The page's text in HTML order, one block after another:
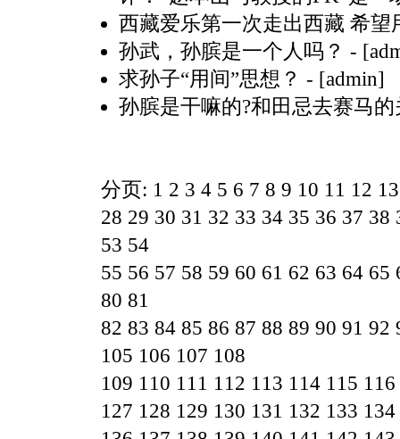
西藏爱乐第一次走出西藏 希望
孙武，孙膑是一个人吗？ -
求孙子“用间”思想？ - [admin]
孙膑是干嘛的?和田忌去赛马
分页: 1 2 3 4 5 6 7 8 9 10 11 12 13
28 29 30 31 32 33 34 35 36 37 38
53 54
55 56 57 58 59 60 61 62 63 64 65
80 81
82 83 84 85 86 87 88 89 90 91 92
105 106 107 108
109 110 111 112 113 114 115 116
127 128 129 130 131 132 133 134